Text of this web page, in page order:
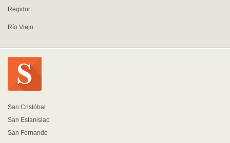
Regidor
Río Viejo
San Cristóbal
San Estanislao
San Fernando